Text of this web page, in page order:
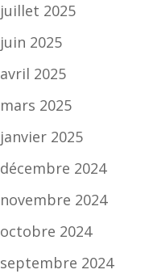
juillet 2025
juin 2025
avril 2025
mars 2025
janvier 2025
décembre 2024
novembre 2024
octobre 2024
septembre 2024